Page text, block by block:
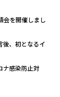
会を開催しまし
後、初となるイ
ナ感染防止対